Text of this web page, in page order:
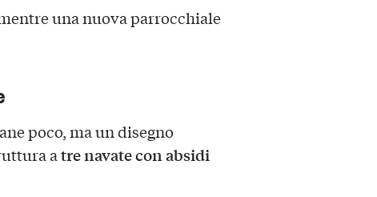
una nuova parrocchiale
poco, ma un disegno
atre navate con absidi